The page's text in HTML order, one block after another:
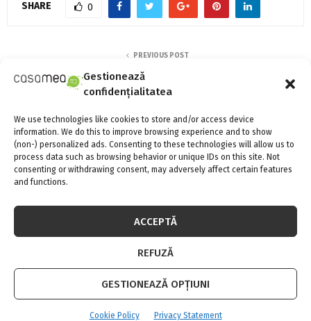
Gestionează
confidențialitatea
We use technologies like cookies to store and/or access device
information. We do this to improve browsing experience and to show
(non-) personalized ads. Consenting to these technologies will allow us to
process data such as browsing behavior or unique IDs on this site. Not
consenting or withdrawing consent, may adversely affect certain features
and functions.
ACCEPTĂ
REFUZĂ
GESTIONEAZĂ OPȚIUNI
Cookie Policy Privacy Statement
SHARE 0
PREVIOUS POST
Călătorii culinare în… ton cu gusturile tale
NEXT POST
Sera, un must-have pentru grădinarii
adevăraţi
Adina Meyers